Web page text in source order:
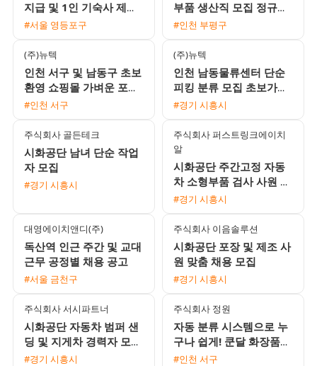
지급 및 1인 기숙사 제공
안성 음성대소 생산직 채
#서울 영등포구
부품 생산직 모집 정규직
전환 가능 및 주급 지급
#인천 부평구
(주)뉴텍
인천 서구 및 남동구 초보
환영 쇼핑몰 가벼운 포장
및 라벨 부착 단순 업무
#인천 서구
(주)뉴텍
인천 남동물류센터 단순
피킹 분류 모집 초보가능
익일지급 프로모션 진행
#경기 시흥시
주식회사 골든테크
시화공단 남녀 단순 작업
자 모집
#경기 시흥시
주식회사 퍼스트링크에이치
알
시화공단 주간고정 자동
차 소형부품 검사 사원 모
집 매주 화요일 주급 지급
#경기 시흥시
대영에이치앤디(주)
독산역 인근 주간 및 교대
근무 공정별 채용 공고
#서울 금천구
주식회사 이음솔루션
시화공단 포장 및 제조 사
원 맞춤 채용 모집
#경기 시흥시
주식회사 서시파트너
시화공단 자동차 범퍼 샌
딩 및 지게차 경력자 모집
일당 익일지급
#경기 시흥시
주식회사 정원
자동 분류 시스템으로 누
구나 쉽게! 쿤달 화장품
물류 사원 모집 (일급/월
#인천 서구